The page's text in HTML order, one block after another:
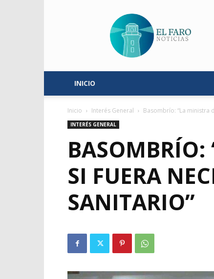
Faro
Noticias
INICIO
Inicio Interés General Basombrío: “La ministra
INTERÉS GENERAL
BASOMBRÍO:
SI FUERA
SANITARIO”